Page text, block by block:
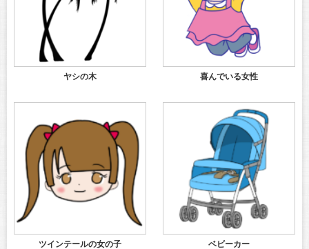
ヤシの木 喜んでいる女性
ツインテールの女の子 ベビーカー